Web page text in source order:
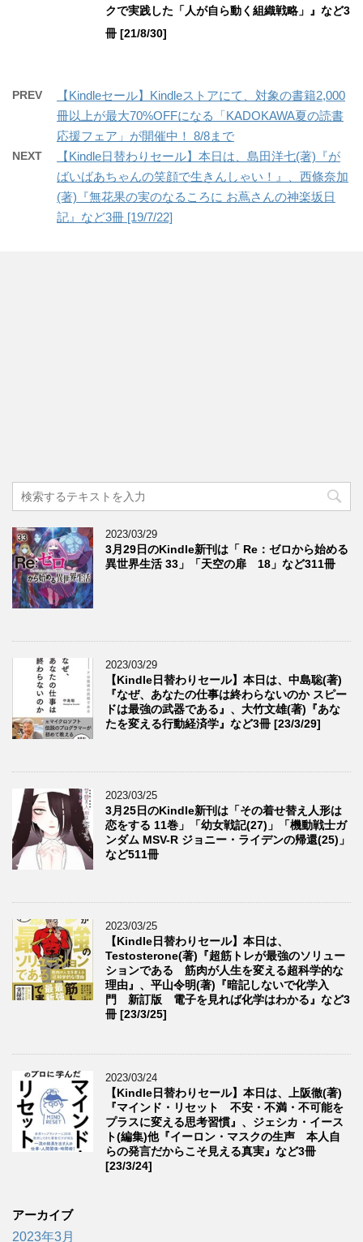
クで実践した「人が自ら動く組織戦略」』など3
冊 [21/8/30]
PREV
【Kindleセール】Kindleストアにて、対象の書籍2,000
冊以上が最大70%OFFになる「KADOKAWA夏の読書
応援フェア」が開催中！ 8/8まで
NEXT
【Kindle日替わりセール】本日は、島田洋七(著)『が
ばいばあちゃんの笑顔で生きんしゃい！』、西條奈加
(著)『無花果の実のなるころに お蔦さんの神楽坂日
記』など3冊 [19/7/22]
2023/03/29
3月29日のKindle新刊は「 Re：ゼロから始める
異世界生活 33」「天空の扉 18」など311冊
2023/03/29
【Kindle日替わりセール】本日は、中島聡(著)
『なぜ、あなたの仕事は終わらないのか スピー
ドは最強の武器である』、大竹文雄(著)『あな
たを変える行動経済学』など3冊 [23/3/29]
2023/03/25
3月25日のKindle新刊は「その着せ替え人形は
恋をする 11巻」「幼女戦記(27)」「機動戦士ガ
ンダム MSV-R ジョニー・ライデンの帰還(25)」
など511冊
2023/03/25
【Kindle日替わりセール】本日は、
Testosterone(著)『超筋トレが最強のソリュー
ションである 筋肉が人生を変える超科学的な
理由』、平山令明(著)『暗記しないで化学入
門 新訂版 電子を見れば化学はわかる』など3
冊 [23/3/25]
2023/03/24
【Kindle日替わりセール】本日は、上阪徹(著)
『マインド・リセット 不安・不満・不可能を
プラスに変える思考習慣』、ジェシカ・イース
ト(編集)他『イーロン・マスクの生声 本人自
らの発言だからこそ見える真実』など3冊
[23/3/24]
アーカイブ
2023年3月